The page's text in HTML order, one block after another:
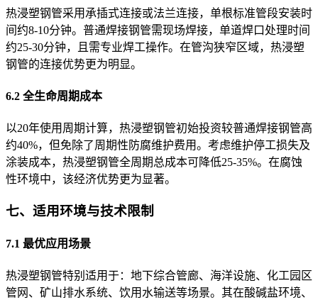
热浸塑钢管采用承插式连接或法兰连接，单根标准管段安装时
间约8-10分钟。普通焊接钢管需现场焊接，单道焊口处理时间
约25-30分钟，且需专业焊工操作。在管沟狭窄区域，热浸塑
钢管的连接优势更为明显。
6.2 全生命周期成本
以20年使用周期计算，热浸塑钢管初始投资较普通焊接钢管高
约40%，但免除了周期性防腐维护费用。考虑维护停工损失及
涂装成本，热浸塑钢管全周期总成本可降低25-35%。在腐蚀
性环境中，该经济优势更为显著。
七、适用环境与技术限制
7.1 最优应用场景
热浸塑钢管特别适用于：地下综合管廊、海洋设施、化工园区
管网、矿山排水系统、饮用水输送等场景。其在酸碱盐环境、